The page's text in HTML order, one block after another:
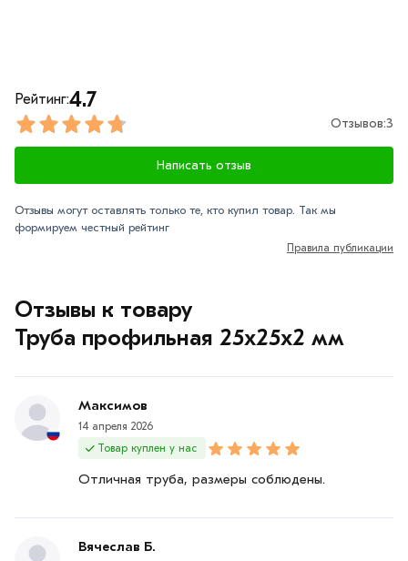
Отзывы к товару
Труба профильная 25х25х2 мм
Максимов
14 апреля 2026
Товар куплен у нас
Отличная труба, размеры соблюдены.
Вячеслав Б.
Рейтинг:4.7
Отзывов:3
Написать отзыв
Отзывы могут оставлять только те, кто купил товар. Так мы
формируем честный рейтинг
Правила публикации